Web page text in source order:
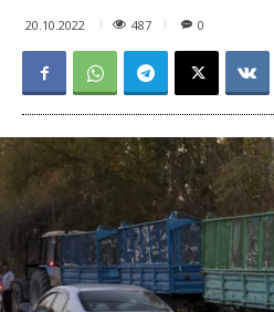
20.10.2022 487 0